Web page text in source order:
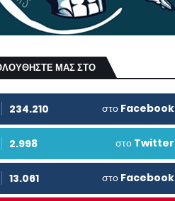
ΜΑΣ ΣΤΟ
234.210 στο Facebook
2.998 στο Twitter
13.061 στο Facebook